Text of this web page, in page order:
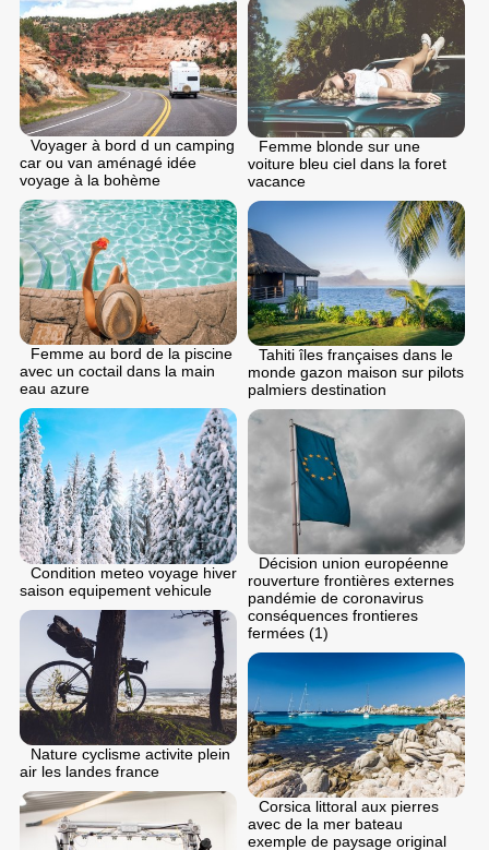
Voyager à bord d un camping
car ou van aménagé idée
voyage à la bohème
Femme blonde sur une
voiture bleu ciel dans la foret
vacance
Femme au bord de la piscine
avec un coctail dans la main
eau azure
Tahiti îles françaises dans le
monde gazon maison sur pilots
palmiers destination
Condition meteo voyage hiver
saison equipement vehicule
Décision union européenne
rouverture frontières externes
pandémie de coronavirus
conséquences frontieres
fermées (1)
Nature cyclisme activite plein
air les landes france
Corsica littoral aux pierres
avec de la mer bateau
exemple de paysage original